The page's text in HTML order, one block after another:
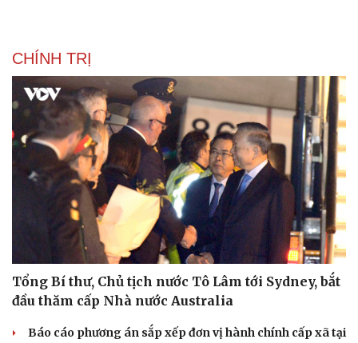
CHÍNH TRỊ
Tổng Bí thư, Chủ tịch nước Tô Lâm tới Sydney, bắt
đầu thăm cấp Nhà nước Australia
Báo cáo phương án sắp xếp đơn vị hành chính cấp xã tại